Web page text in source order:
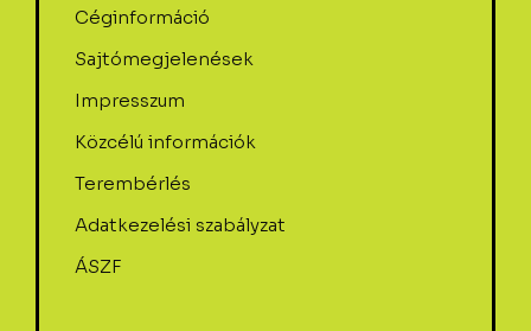
Céginformáció
Sajtómegjelenések
Impresszum
Közcélú információk
Terembérlés
Adatkezelési szabályzat
ÁSZF